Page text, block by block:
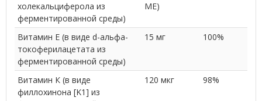
холекальциферола из
ферментированной среды)
МЕ)
Витамин E (в виде d-альфа-
токоферилацетата из
ферментированной среды)
15 мг 100%
Витамин К (в виде
филлохинона [K1] из
120 мкг 98%